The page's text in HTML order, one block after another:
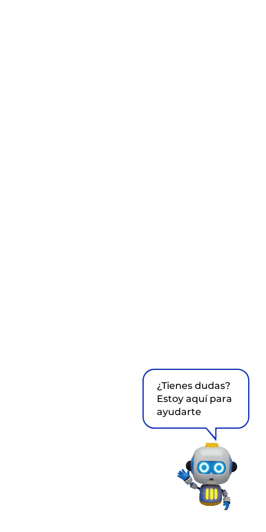
¿Tienes dudas?
Estoy aquí para
ayudarte